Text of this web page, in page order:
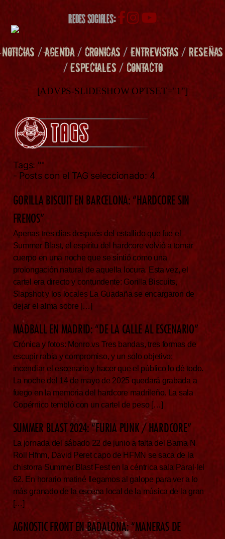
REDES SOCIALES:
NOTICIAS /AGENDA/ CRONICAS/ENTREVISTAS/RESEÑAS
/ESPECIALES/ CONTACTO
[ADVPS-SLIDESHOW OPTSET="1"]
Tags: ""
- Posts con el TAG seleccionado: 4
GORILLA BISCUIT EN BARCELONA: “HARDCORE SIN
FRENOS”
Apenas tres días después del estallido que fue el
Summer Blast, el espíritu del hardcore volvió a tomar
cuerpo en una noche que se sintió como una
prolongación natural de aquella locura. Esta vez, el
cartel era directo y contundente: Gorilla Biscuits,
Slapshot y los locales La Guadaña se encargaron de
dejar el alma sobre […]
MADBALL EN MADRID: “DE LA CALLE AL ESCENARIO”
Crónica y fotos: Monro.vs Tres bandas, tres formas de
escupir rabia y compromiso, y un solo objetivo:
incendiar el escenario y hacer que el público lo dé todo.
La noche del 14 de mayo de 2025 quedará grabada a
fuego en la memoria del hardcore madrileño. La sala
Copérnico tembló con un cartel de peso […]
SUMMER BLAST 2024: “FURIA PUNK / HARDCORE”
La jornada del sábado 22 de junio a falta del Barna N
Roll Hfnm, David Peret capo de HFMN se saca de la
chistorra Summer Blast Fest en la céntrica sala Paral·lel
62. En horario matiné llegamos al galope para ver a lo
más granado de la escena local de la música de la gran
[…]
AGNOSTIC FRONT EN BADALONA: “MANERAS DE